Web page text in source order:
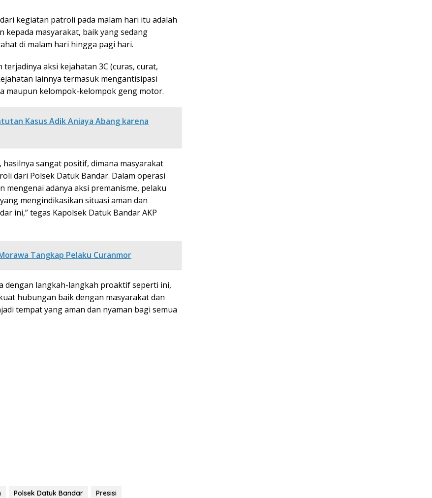
kegiatan patroli pada malam hari itu adalah
kepada masyarakat, baik yang sedang
di malam hari hingga pagi hari.
aksi kejahatan 3C (curas, curat,
lainnya termasuk mengantisipasi
maupun kelompok-kelompok geng motor.
Kasus Adik Aniaya Abang karena
sangat positif, dimana masyarakat
dari Polsek Datuk Bandar. Dalam operasi
mengenai adanya aksi premanisme, pelaku
mengindikasikan situasi aman dan
ini,” tegas Kapolsek Datuk Bandar AKP
Tangkap Pelaku Curanmor
dengan langkah-langkah proaktif seperti ini,
hubungan baik dengan masyarakat dan
tempat yang aman dan nyaman bagi semua
Polsek Datuk Bandar Presisi